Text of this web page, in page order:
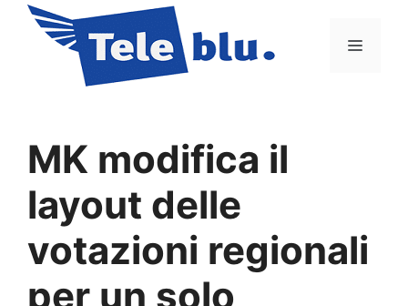
contenuto
Menu
MK modifica il
layout delle
votazioni regionali
per un solo